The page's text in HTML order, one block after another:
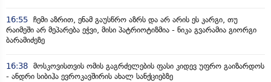
16:55 ჩემი აზრით, ენამ გაუსწრო აზრს და არ არის ეს კარგი, თუ
რაიმეში არ მეპარება ეჭვი, მისი პატრიოტიზმია - ნიკა გვარამია გიორგი
ბარამიძეზე
16:38 მოსკოვისთვის ომის გაგრძელების ფასი კიდევ უფრო გაიზარდოს
- ანდრი სიბიჰა ევროკავშირის ახალ სანქციებზე